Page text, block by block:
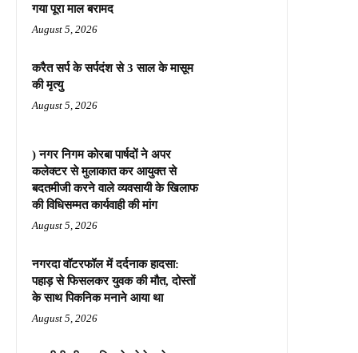
गया पूरा माल बरामद
August 5, 2026
करैत सर्प के सर्पदंश से 3 साल के मासूम
की मृत्यु
August 5, 2026
) नगर निगम कोरबा पार्षदों ने अपर
कलेक्टर से मुलाकात कर आयुक्त से
बदतमीजी करने वाले व्यवसायी के खिलाफ
की विधिसम्मत कार्यवाही की मांग
August 5, 2026
नगरदा वॉटरफॉल में दर्दनाक हादसा:
पहाड़ से फिसलकर युवक की मौत, दोस्तों
के साथ पिकनिक मनाने आया था
August 5, 2026